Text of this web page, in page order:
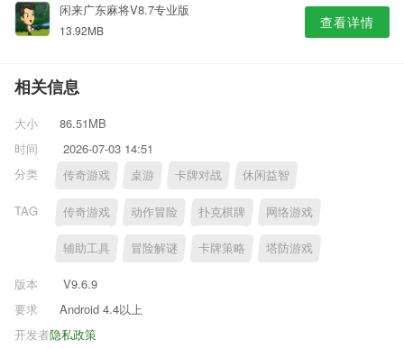
闲来广东麻将V8.7专业版
13.92MB 查看详情
相关信息
大小
86.51MB
时间
2026-07-03 14:51
分类
传奇游戏 桌游 卡牌对战 休闲益智
TAG 传奇游戏 动作冒险 扑克棋牌 网络游戏
辅助工具 冒险解谜 卡牌策略 塔防游戏
版本
V9.6.9
要求
Android 4.4以上
隐私政策
开发者